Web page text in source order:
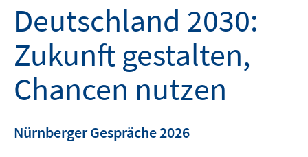
Deutschland 2030:
Zukunft gestalten,
Chancen nutzen
Nürnberger Gespräche 2026